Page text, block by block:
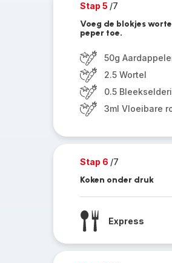
Stap 5 /7
Voeg de blokjes
peper toe.
50g
2.5 Wortel
0.5
3ml Vloeibare
Stap 6 /7
Koken onder druk
Express